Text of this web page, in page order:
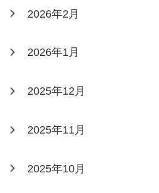
2026年2月
2026年1月
2025年12月
2025年11月
2025年10月